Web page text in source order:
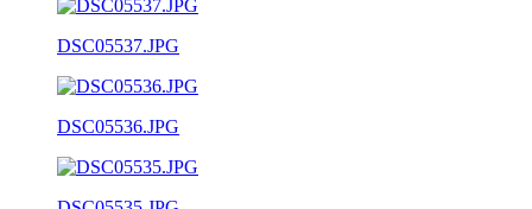
DSC05537.JPG
DSC05536.JPG